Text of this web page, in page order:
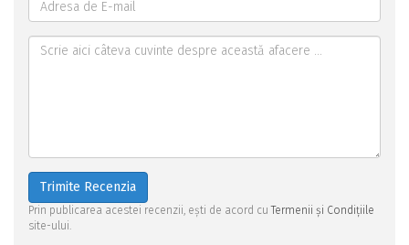
Trimite Recenzia
Prin publicarea acestei recenzii, ești de acord cuTermenii și Condițiile
site-ului.